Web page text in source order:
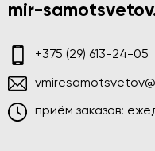
mir-
+375 (29) 613-24-05
приём заказов: